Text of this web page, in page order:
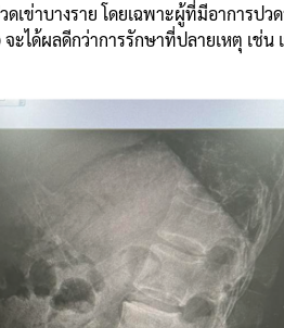
เข่าบางราย โดยเฉพาะผู้ที่มีอาการป
ะได้ผลดีกว่าการรักษาที่ปลายเหตุ เช่